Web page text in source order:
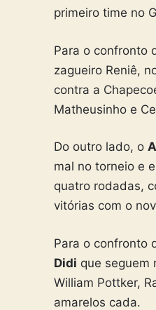
primeiro time no
Para o confronto
zagueiro Reniê,
contra a
Matheusinho e
Do outro lado, o
mal no torneio e
quatro rodadas,
vitórias com o
Para o confronto
Didi que seguem
William Pottker,
amarelos cada.